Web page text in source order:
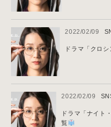
2022/02/09
ドラマ「クロ
2022/02/09
ドラマ「ナイト
覧